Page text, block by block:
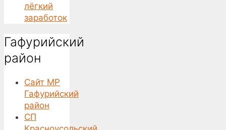
лёгкий
заработок
Гафурийский
район
Сайт МР
Гафурийский
район
СП